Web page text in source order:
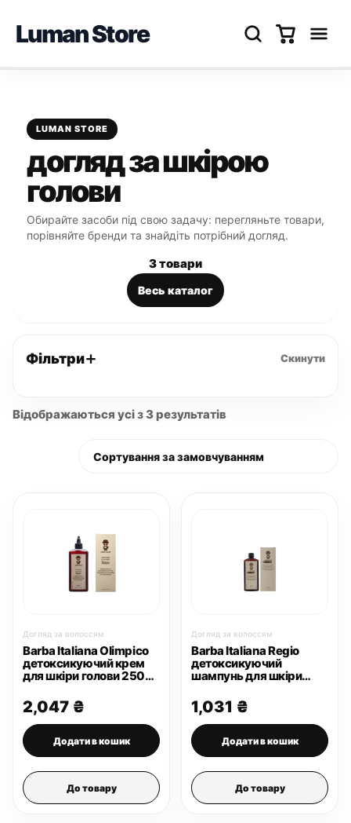
Luman Store
LUMAN STORE
догляд за шкірою
голови
Обирайте засоби під свою задачу: перегляньте товари,
порівняйте бренди та знайдіть потрібний догляд.
3 товари
Весь каталог
Фільтри Скинути
Відображаються усі з 3 результатів
Догляд за волоссям
Barba Italiana Olimpico
детоксикуючий крем
для шкіри голови 250
2,047 ₴
Додати в кошик
До товару
Догляд за волоссям
Barba Italiana Regio
детоксикуючий
шампунь для шкіри
1,031 ₴
Додати в кошик
До товару